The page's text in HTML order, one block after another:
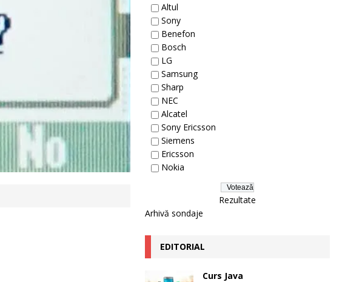
Altul
Sony
Benefon
Bosch
LG
Samsung
Sharp
NEC
Alcatel
Sony Ericsson
Siemens
Ericsson
Nokia
Rezultate
Arhivă sondaje
EDITORIAL
Curs Java